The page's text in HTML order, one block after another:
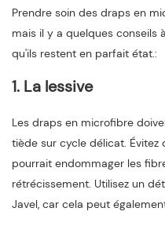
Prendre soin des draps en
mais il y a quelques conseils
qu'ils restent en parfait état.:
1. La lessive
Les draps en microfibre
tiède sur cycle délicat. Évitez
pourrait endommager les
rétrécissement. Utilisez un
Javel, car cela peut